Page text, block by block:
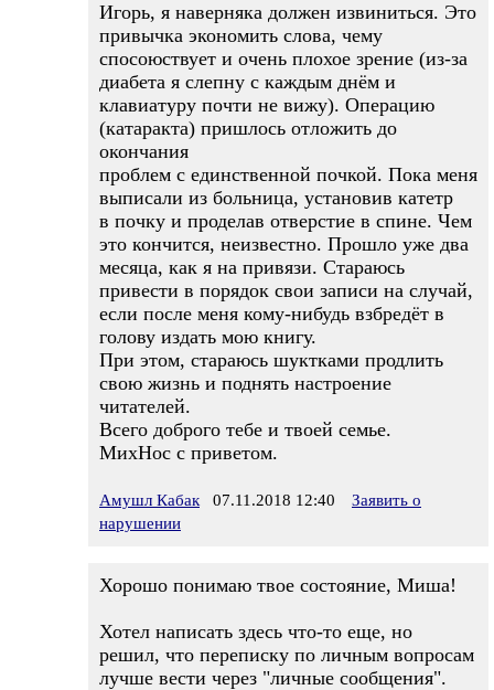
Игорь, я наверняка должен извиниться. Это
привычка экономить слова, чему
спосоюствует и очень плохое зрение (из-за
диабета я слепну с каждым днём и
клавиатуру почти не вижу). Операцию
(катаракта) пришлось отложить до
окончания
проблем с единственной почкой. Пока меня
выписали из больница, установив катетр
в почку и проделав отверстие в спине. Чем
это кончится, неизвестно. Прошло уже два
месяца, как я на привязи. Стараюсь
привести в порядок свои записи на случай,
если после меня кому-нибудь взбредёт в
голову издать мою книгу.
При этом, стараюсь шуктками продлить
свою жизнь и поднять настроение
читателей.
Всего доброго тебе и твоей семье.
МихНос с приветом.
Амушл Кабак 07.11.2018 12:40
Заявить о
нарушении
Хорошо понимаю твое состояние, Миша!
Хотел написать здесь что-то еще, но
решил, что переписку по личным вопросам
лучше вести через "личные сообщения".